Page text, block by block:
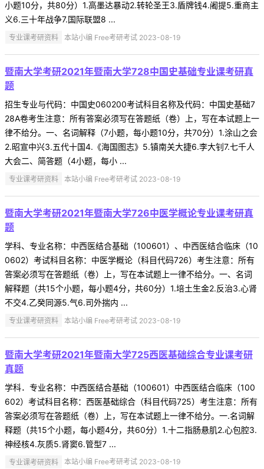
小题10分，共80分）1.高墨达暴动2.转轮圣王3.盾牌钱4.阇提5.重商主
义6.三十年战争7.国际联盟8 ...
专业课考研资料 本站小编 Free考研考试 2023-08-19
暨南大学考研2021年暨南大学728中国史基础专业课考研真
题
招生专业与代码：中国史060200考试科目名称及代码：中国史基础7
28A卷考生注意：所有答案必须写在答题纸（卷）上，写在本试题上一
律不给分。一、名词解释（7小题，每小题10分，共70分）1.涂山之会
2.昭宣中兴3.五代十国4.《海国图志》5.镇南关大捷6.李大钊7.七千人
大会二、简答题（4小题，每小 ...
专业课考研资料 本站小编 Free考研考试 2023-08-19
暨南大学考研2021年暨南大学726中医学概论专业课考研真
题
学科、专业名称：中西医结合基础（100601）、中西医结合临床（10
0602）考试科目名称：中医学概论（科目代码726）考生注意：所有
答案必须写在答题纸（卷）上，写在本试题上一律不给分。一、名词
解释题（共15个小题，每小题4分，共60分）1.培土生金2.反治3.心肾
不交4.乙癸同源5.气6.司外揣内 ...
专业课考研资料 本站小编 Free考研考试 2023-08-19
暨南大学考研2021年暨南大学725西医基础综合专业课考研
真题
学科．专业名称：中西医结合基础（100601）中西医结合临床（100
602）考试科目名称：西医基础综合（科目代码725）考生注意：所有
答案必须写在答题纸（卷）上，写在本试题上一律不给分。一.名词解
释题（共15个小题，每小题4分，共60分）1.十二指肠悬肌2.心包腔3.
神经核4.灰质5.肾窦6.管型7 ...
专业课考研资料 本站小编 Free考研考试 2023-08-19